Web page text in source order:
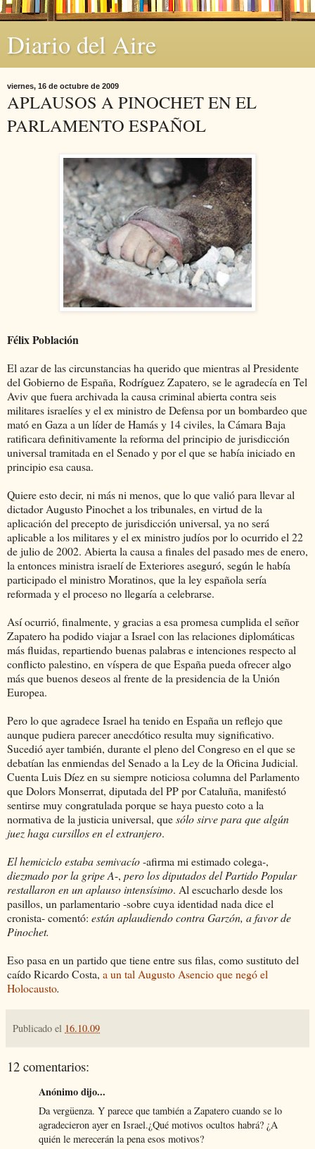
Diario del Aire
viernes, 16 de octubre de 2009
APLAUSOS A PINOCHET EN EL
PARLAMENTO ESPAÑOL
Félix Población
El azar de las circunstancias ha querido que mientras al Presidente
del Gobierno de España, Rodríguez Zapatero, se le agradecía en Tel
Aviv que fuera archivada la causa criminal abierta contra seis
militares israelíes y el ex ministro de Defensa por un bombardeo que
mató en Gaza a un líder de Hamás y 14 civiles, la Cámara Baja
ratificara definitivamente la reforma del principio de jurisdicción
universal tramitada en el Senado y por el que se había iniciado en
principio esa causa.
Quiere esto decir, ni más ni menos, que lo que valió para llevar al
dictador Augusto Pinochet a los tribunales, en virtud de la
aplicación del precepto de jurisdicción universal, ya no será
aplicable a los militares y el ex ministro judíos por lo ocurrido el 22
de julio de 2002. Abierta la causa a finales del pasado mes de enero,
la entonces ministra israelí de Exteriores aseguró, según le había
participado el ministro Moratinos, que la ley española sería
reformada y el proceso no llegaría a celebrarse.
Así ocurrió, finalmente, y gracias a esa promesa cumplida el señor
Zapatero ha podido viajar a Israel con las relaciones diplomáticas
más fluidas, repartiendo buenas palabras e intenciones respecto al
conflicto palestino, en víspera de que España pueda ofrecer algo
más que buenos deseos al frente de la presidencia de la Unión
Europea.
Pero lo que agradece Israel ha tenido en España un reflejo que
aunque pudiera parecer anecdótico resulta muy significativo.
Sucedió ayer también, durante el pleno del Congreso en el que se
debatían las enmiendas del Senado a la Ley de la Oficina Judicial.
Cuenta Luis Díez en su siempre noticiosa columna del Parlamento
que Dolors Monserrat, diputada del PP por Cataluña, manifestó
sentirse muy congratulada porque se haya puesto coto a la
normativa de la justicia universal, quesólo sirve para que algún
juez haga cursillos en el extranjero.
El hemiciclo estaba semivacío-afirma mi estimado colega-,
diezmado por la gripe A-, pero los diputados del Partido Popular
restallaron en un aplauso intensísimo. Al escucharlo desde los
pasillos, un parlamentario -sobre cuya identidad nada dice el
cronista- comentó: están aplaudiendo contra Garzón, a favor de
Pinochet.
Eso pasa en un partido que tiene entre sus filas, como sustituto del
caído Ricardo Costa, a un tal Augusto Asencio que negó el
Holocausto.
Publicado el 16.10.09
12 comentarios:
Anónimo dijo...
Da vergüenza. Y parece que también a Zapatero cuando se lo
agradecieron ayer en Israel.¿Qué motivos ocultos habrá? ¿A
quién le merecerán la pena esos motivos?